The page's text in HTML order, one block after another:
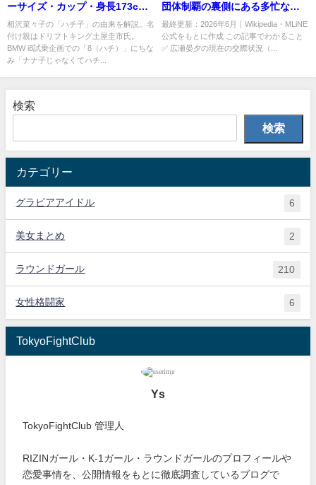
ーサイズ・カップ・身長173cm
｜9頭身レースクイーンの軟体ス
タイルを解説
相沢菜々子の「ハチ子」の由来を解説。名
付け親はドリフトキング土屋圭市氏。
BMW i8試乗企画での「8（ハチ）」にちな
み「ナナ子じゃなくてハチ...
団体制覇の裏側にある多忙な日
常を解説【2026最新】
最終更新：2026年6月｜Wikipedia・MLiNE
公式をもとに作成 この記事でわかること
✅ 広瀬晏夕の現在の交際状況（...
検索
検索
カテゴリー
グラビアアイドル 6
美女まとめ 2
ラウンドガール 210
女性格闘家 6
TokyoFightClub
Ys
TokyoFightClub 管理人
RIZINガール・K-1ガール・ラウンドガールのプロフィールや
恋愛事情を、公開情報をもとに徹底調査しているブログで